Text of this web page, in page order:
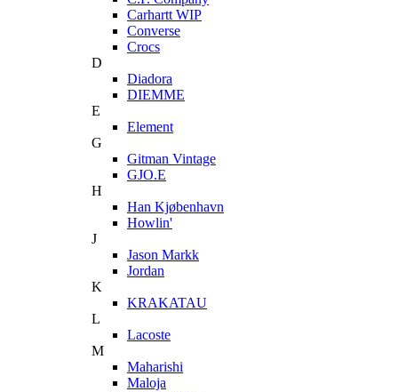
Carhartt WIP
Converse
Crocs
D
Diadora
DIEMME
E
Element
G
Gitman Vintage
GJO.E
H
Han Kjøbenhavn
Howlin'
J
Jason Markk
Jordan
K
KRAKATAU
L
Lacoste
M
Maharishi
Maloja